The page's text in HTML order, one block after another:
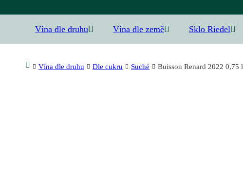
Vína dle druhu Vína dle země Sklo Riedel
Vína dle druhu Dle cukru Suché Buisson Renard 2022 0,75 l